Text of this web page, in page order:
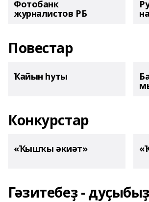
Фотобанк
журналистов РБ
Повестар
Ҡайын һуты
Конкурстар
«Ҡышҡы әкиәт»
Гәзитебеҙ - дуҫыбыҙ